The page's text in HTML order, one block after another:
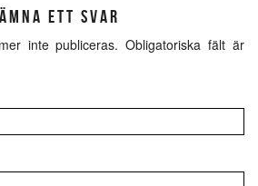
ETT SVAR
inte publiceras. Obligatoriska fält är